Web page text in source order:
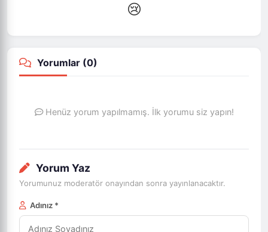
😢
Yorumlar (0)
Henüz yorum yapılmamış. İlk yorumu siz yapın!
Yorum Yaz
Yorumunuz moderatör onayından sonra yayınlanacaktır.
Adınız *